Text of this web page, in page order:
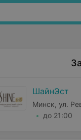
ШайнЭст
Минск, ул.
до 21:00